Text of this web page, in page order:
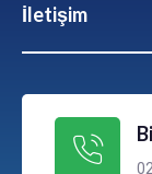
İletişim